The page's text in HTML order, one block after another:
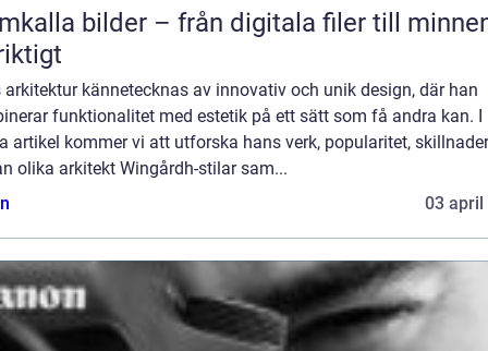
bilder – från digitala filer till
arkitektur kännetecknas av innovativ och unik design, där han
funktionalitet med estetik på ett sätt som få andra kan. I
artikel kommer vi att utforska hans verk, popularitet, skillnader
olika arkitekt Wingårdh-stilar sam...
03 april